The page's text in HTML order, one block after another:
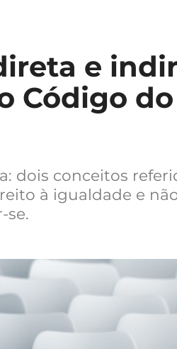
e
Código do
dois conceitos
à igualdade e
se.